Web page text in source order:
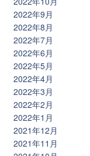
2022年9月
2022年8月
2022年7月
2022年6月
2022年5月
2022年4月
2022年3月
2022年2月
2022年1月
2021年12月
2021年11月